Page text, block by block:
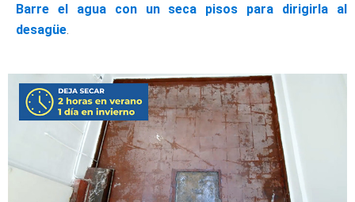
Barre el agua con un seca pisos para dirigirla al
desagüe